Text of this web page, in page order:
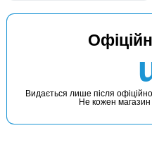
Видається лише після
Не кожен